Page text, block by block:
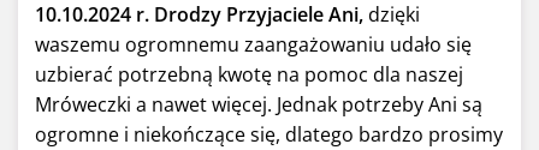
10.10.2024 r. Drodzy Przyjaciele Ani,dzięki
waszemu ogromnemu zaangażowaniu udało się
uzbierać potrzebną kwotę na pomoc dla naszej
Mróweczki a nawet więcej. Jednak potrzeby Ani są
ogromne i niekończące się, dlatego bardzo prosimy